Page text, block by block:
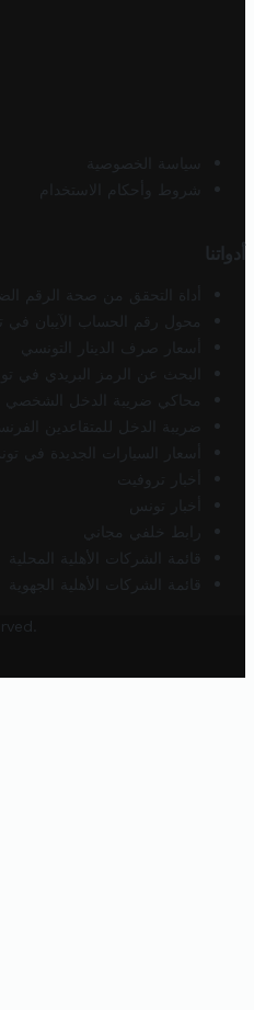
سياسة الخصوصية
شروط وأحكام الاستخدام
أدواتنا
أداة التحقق من صحة الرقم
محول رقم الحساب الآيبان في
أسعار صرف الدينار التونسي
البحث عن الرمز البريدي في
محاكي ضريبة الدخل الشخصي
ضريبة الدخل للمتقاعدين
أسعار السيارات الجديدة في
أخبار تروفيت
أخبار تونس
رابط خلفي مجاني
قائمة الشركات الأهلية المحلية
قائمة الشركات الأهلية الجهوية